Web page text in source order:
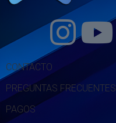
CONTACTO
PREGUNTAS FRECUENTES
PAGOS